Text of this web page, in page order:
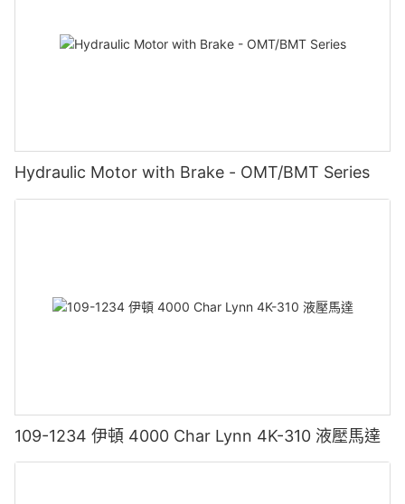
Hydraulic Motor with Brake - OMT/BMT Series
109-1234 伊頓 4000 Char Lynn 4K-310 液壓馬達